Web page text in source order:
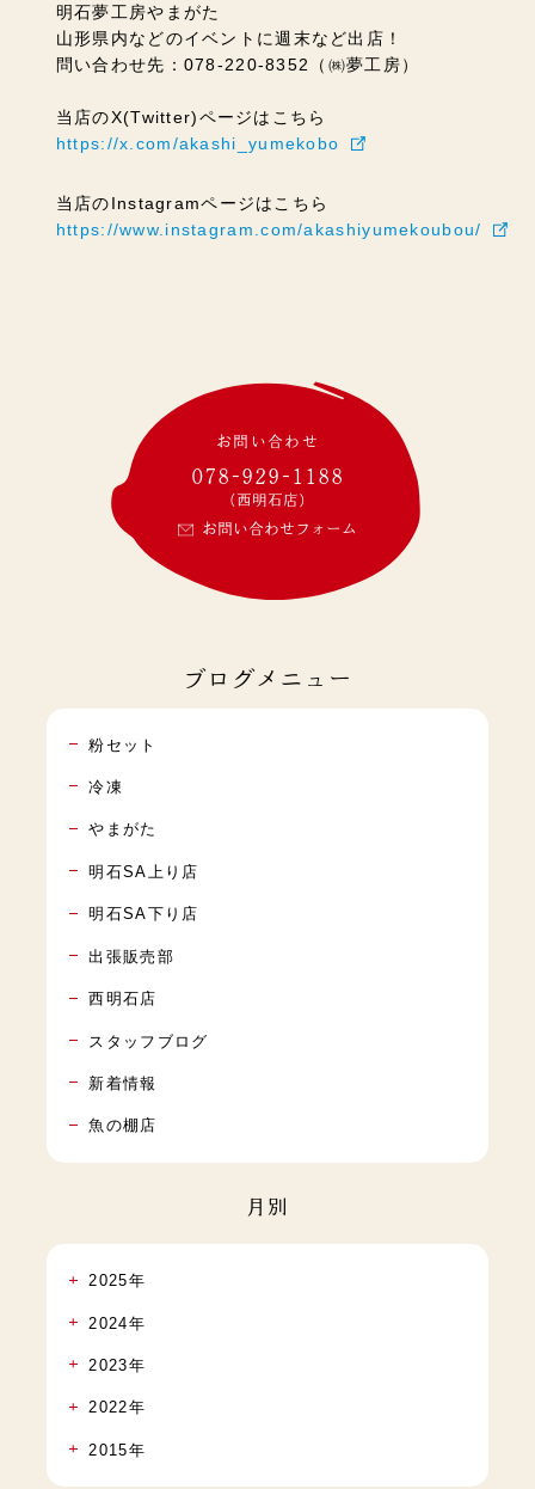
明石夢工房やまがた
山形県内などのイベントに週末など出店！
問い合わせ先：078-220-8352（㈱夢工房）
当店のX(Twitter)ページはこちら
https://x.com/akashi_yumekobo
当店のInstagramページはこちら
https://www.instagram.com/akashiyumekoubou/
お問い合わせ
078-929-1188
(西明石店)
お問い合わせフォーム
ブログメニュー
粉セット
冷凍
やまがた
明石SA上り店
明石SA下り店
出張販売部
西明石店
スタッフブログ
新着情報
魚の棚店
月別
2025年
2024年
2023年
2022年
2015年